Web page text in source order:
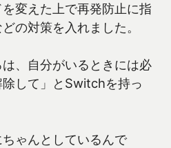
変えた上で再発防止に指
の対策を入れました。
、自分がいるときには必
して」とSwitchを持っ
ゃんとしているんで